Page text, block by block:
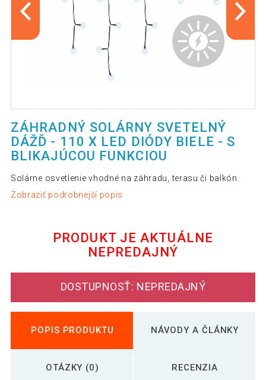
ZÁHRADNÝ SOLÁRNY SVETELNÝ
DÁŽĎ - 110 X LED DIÓDY BIELE - S
BLIKAJÚCOU FUNKCIOU
Solárne osvetlenie vhodné na záhradu, terasu či balkón.
Zobraziť podrobnejší popis
PRODUKT JE AKTUÁLNE
NEPREDAJNÝ
DOSTUPNOSŤ: NEPREDAJNÝ
POPIS PRODUKTU NÁVODY A ČLÁNKY
OTÁZKY (0) RECENZIA